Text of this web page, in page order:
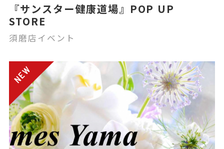
『サンスター健康道場』POP UP
STORE
須磨店イベント